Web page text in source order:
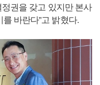
정권을 갖고 있지만 본사
바란다”고 밝혔다.